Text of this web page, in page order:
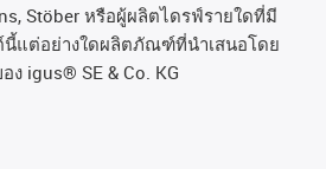
Stöber หรือผู้ผลิตไดรฟ์รายใดที่มี
นี้แต่อย่างใดผลิตภัณฑ์ที่นําเสนอโดย
igus® SE & Co. KG